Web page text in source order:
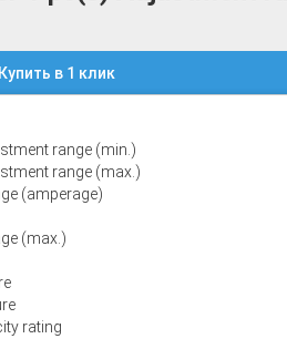
Купить в 1 клик
range (min.)
range (max.)
(amperage)
(max.)
rating